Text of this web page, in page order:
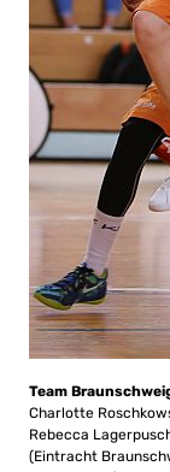
Team
Charlotte
Rebecca
(Eintracht